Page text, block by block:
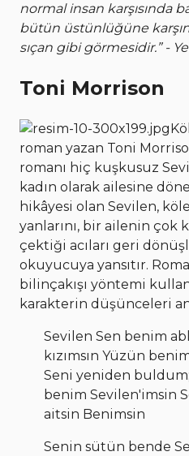
normal insan karşısında
bütün üstünlüğüne
sıçan gibi görmesidir.” -
Toni Morrison
roman yazan Toni
romanı hiç kuşkusuz
kadın olarak ailesine
hikâyesi olan Sevilen,
yanlarını, bir ailenin çok
çektiği acıları geri
okuyucuya yansıtır.
bilinçakışı yöntemi
karakterin düşünceleri
Sevilen Sen benim
kızımsın Yüzün
Seni yeniden
benim Sevilen'imsin
aitsin Benimsin
Senin sütün bende